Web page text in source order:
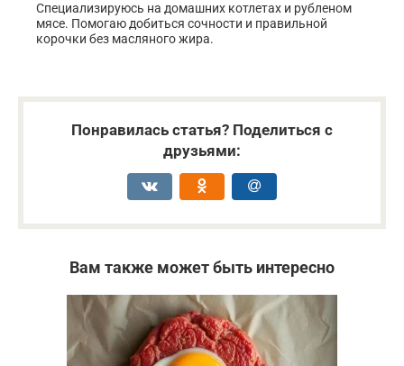
Специализируюсь на домашних котлетах и рубленом
мясе. Помогаю добиться сочности и правильной
корочки без масляного жира.
Понравилась статья? Поделиться с
друзьями:
Вам также может быть интересно